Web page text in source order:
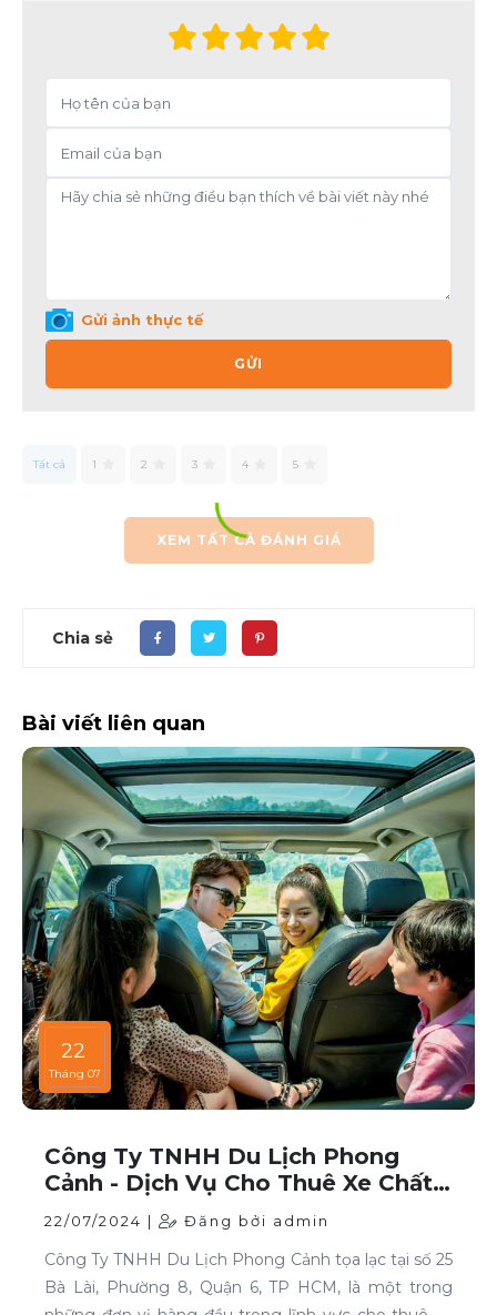
Gửi ảnh thực tế
GỬI
Tất cả 1 2 3 4 5
XEM TẤT CẢ ĐÁNH GIÁ
Chia sẻ
Bài viết liên quan
22
Tháng 07
Công Ty TNHH Du Lịch Phong
Cảnh - Dịch Vụ Cho Thuê Xe Chất
Lượng Cao Tại TP HCM
22/07/2024 | Đăng bởi admin
Công Ty TNHH Du Lịch Phong Cảnh tọa lạc tại số 25
Bà Lài, Phường 8, Quận 6, TP HCM, là một trong